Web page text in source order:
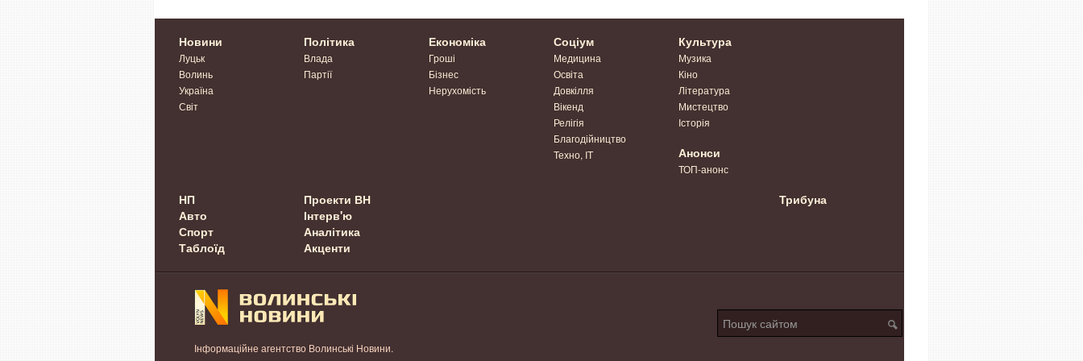
Новини
Луцьк
Волинь
Україна
Світ
Політика
Влада
Партії
Економіка
Гроші
Бізнес
Нерухомість
Соціум
Медицина
Освіта
Довкілля
Вікенд
Релігія
Благодійництво
Техно, IT
Культура
Музика
Кіно
Література
Мистецтво
Історія
Анонси
ТОП-анонс
НП
Авто
Спорт
Таблоїд
Проекти ВН
Інтерв'ю
Аналітика
Акценти
Трибуна
Інформаційне агентство Волинські Новини.